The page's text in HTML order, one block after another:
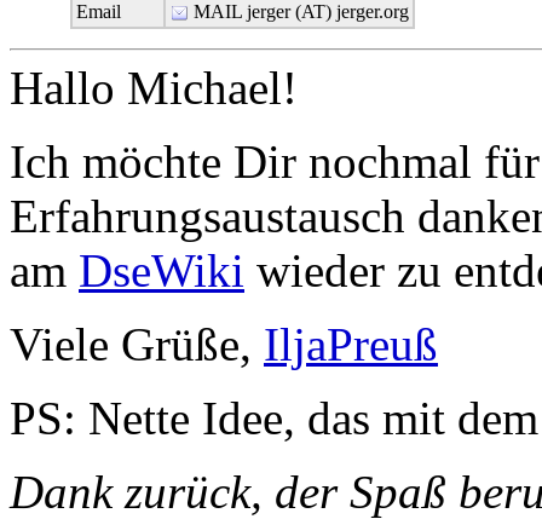
Email
MAIL jerger (AT) jerger.org
Hallo Michael!
Ich möchte Dir nochmal
Erfahrungsaustausch
am DseWiki wieder zu
Viele Grüße, IljaPreuß
PS: Nette Idee, das mit
Dank zurück, der Spaß